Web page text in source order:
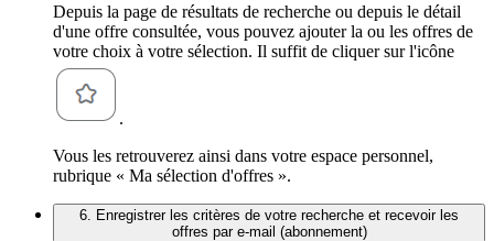
Depuis la page de résultats de recherche ou depuis le détail
d'une offre consultée, vous pouvez ajouter la ou les offres de
votre choix à votre sélection. Il suffit de cliquer sur l'icône
.
Vous les retrouverez ainsi dans votre espace personnel,
rubrique « Ma sélection d'offres ».
6. Enregistrer les critères de votre recherche et recevoir les
offres par e-mail (abonnement)